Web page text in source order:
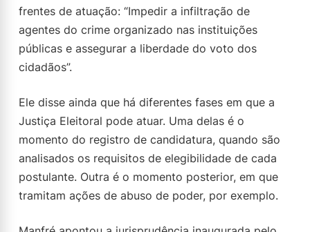
frentes de atuação: “Impedir a infiltração de
agentes do crime organizado nas instituições
públicas e assegurar a liberdade do voto dos
cidadãos”.
Ele disse ainda que há diferentes fases em que a
Justiça Eleitoral pode atuar. Uma delas é o
momento do registro de candidatura, quando são
analisados os requisitos de elegibilidade de cada
postulante. Outra é o momento posterior, em que
tramitam ações de abuso de poder, por exemplo.